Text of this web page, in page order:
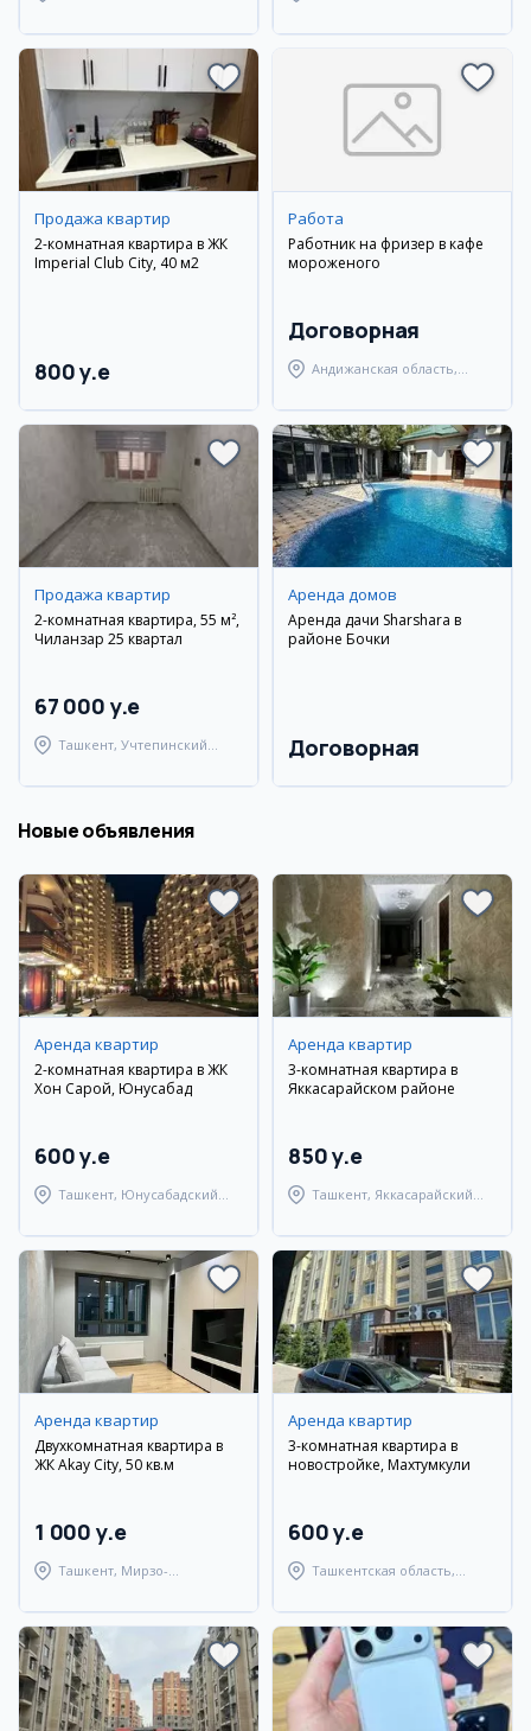
Продажа квартир
2-комнатная квартира в ЖК
Imperial Club City, 40 м2
800 y.e
Работа
Работник на фризер в кафе
мороженого
Договорная
Андижанская область,
Продажа квартир
2-комнатная квартира, 55 м²,
Чиланзар 25 квартал
67 000 y.e
Ташкент, Учтепинский
Аренда домов
Аренда дачи Sharshara в
районе Бочки
Договорная
Новые объявления
Аренда квартир
2-комнатная квартира в ЖК
Хон Сарой, Юнусабад
600 y.e
Ташкент, Юнусабадский
Аренда квартир
3-комнатная квартира в
Яккасарайском районе
850 y.e
Ташкент, Яккасарайский
Аренда квартир
Двухкомнатная квартира в
ЖК Akay City, 50 кв.м
1 000 y.e
Ташкент, Мирзо-
Аренда квартир
3-комнатная квартира в
новостройке, Махтумкули
600 y.e
Ташкентская область,